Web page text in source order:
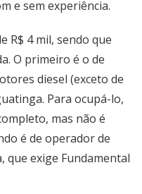
e sem experiência.
R$ 4 mil, sendo que
O primeiro é o de
diesel (exceto de
Para ocupá-lo,
mas não é
é de operador de
que exige Fundamental